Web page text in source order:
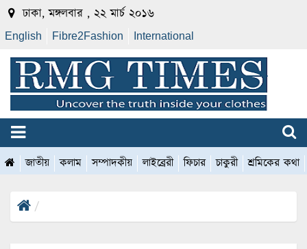
ঢাকা, মঙ্গলবার , ২২ মার্চ ২০১৬
English Fibre2Fashion International
জাতীয় কলাম সম্পাদকীয় লাইব্রেরী ফিচার চাকুরী শ্রমিকের কথা